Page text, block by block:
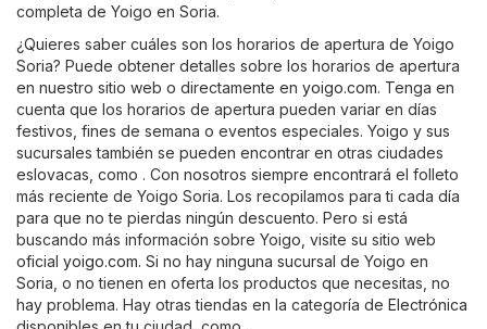
completa de Yoigo en Soria.
¿Quieres saber cuáles son los horarios de apertura de Yoigo
Soria? Puede obtener detalles sobre los horarios de apertura
en nuestro sitio web o directamente en yoigo.com. Tenga en
cuenta que los horarios de apertura pueden variar en días
festivos, fines de semana o eventos especiales. Yoigo y sus
sucursales también se pueden encontrar en otras ciudades
eslovacas, como . Con nosotros siempre encontrará el folleto
más reciente de Yoigo Soria. Los recopilamos para ti cada día
para que no te pierdas ningún descuento. Pero si está
buscando más información sobre Yoigo, visite su sitio web
oficial yoigo.com. Si no hay ninguna sucursal de Yoigo en
Soria, o no tienen en oferta los productos que necesitas, no
hay problema. Hay otras tiendas en la categoría de Electrónica